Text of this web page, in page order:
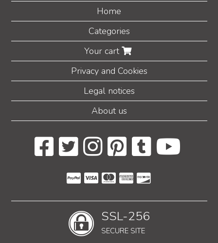
Home
Categories
Your cart
Privacy and Cookies
Legal notices
About us
SSL-256
SECURE SITE